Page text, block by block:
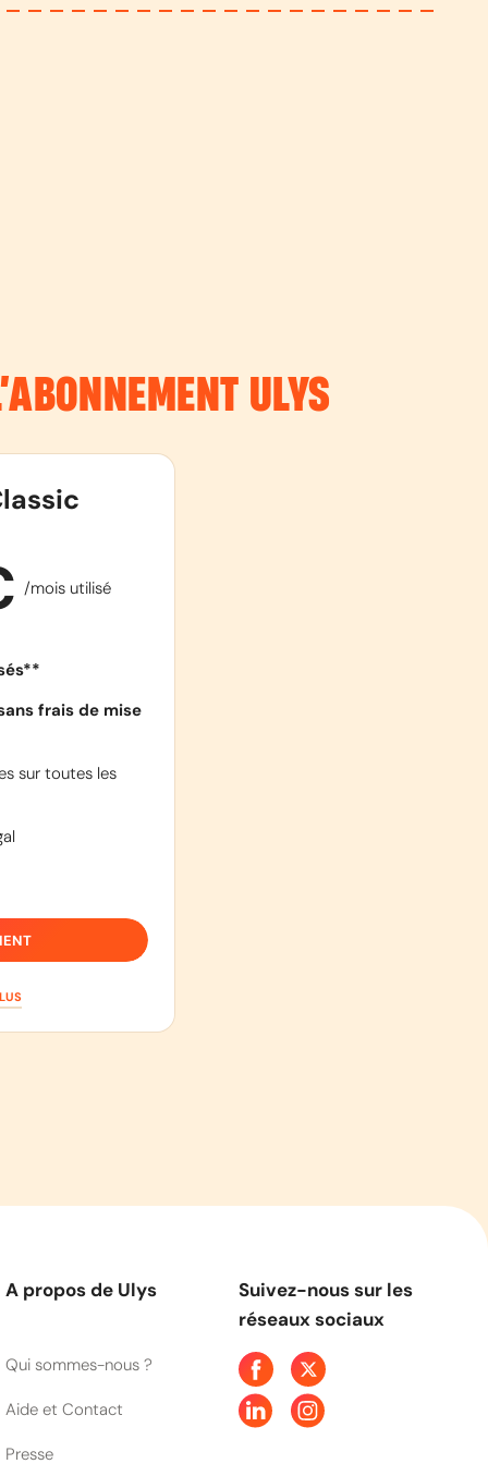
ULYS
/mois utilisé
frais de mise
sur toutes les
A propos de Ulys
Qui sommes-nous ?
Aide et Contact
Presse
Suivez-nous sur les
réseaux sociaux